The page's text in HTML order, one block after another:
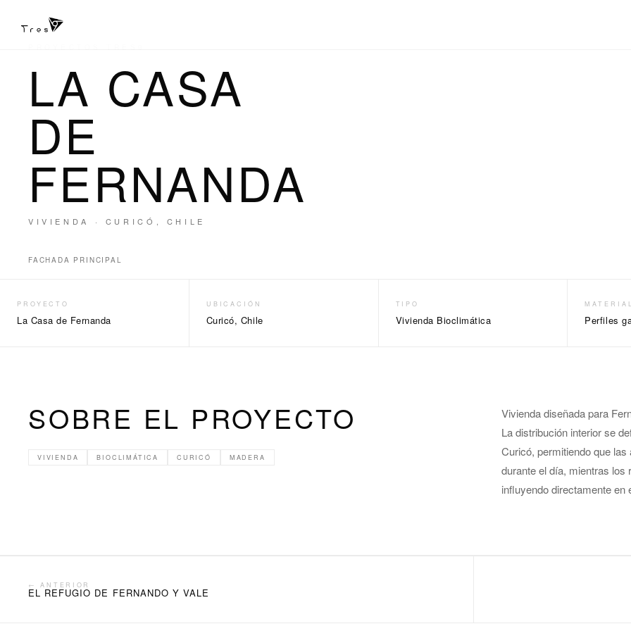
LA CASA
DE
FERNANDA
VIVIENDA · CURICÓ, CHILE
FACHADA PRINCIPAL
PROYECTO
La Casa de Fernanda
UBICACIÓN
Curicó, Chile
TIPO
Vivienda Bioclimática Perfiles
SOBRE EL PROYECTO
VIVIENDA BIOCLIMÁTICA CURICÓ MADERA
Vivienda diseñada para
La distribución interior se
Curicó, permitiendo que
durante el día, mientras
influyendo directamente
← ANTERIOR
EL REFUGIO DE FERNANDO Y VALE